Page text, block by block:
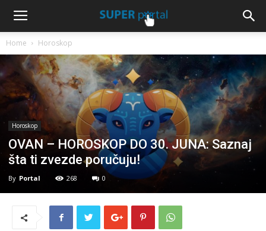
Home Horoskop
Horoskop
OVAN – HOROSKOP DO 30. JUNA: Saznaj
šta ti zvezde poručuju!
By Portal 268 0